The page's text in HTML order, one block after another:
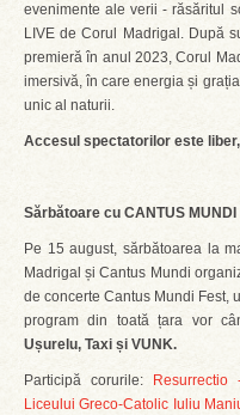
evenimente ale verii - răsăritul
LIVE de Corul Madrigal. După
premieră în anul 2023, Corul
imersivă, în care energia și
unic al naturii.
Accesul spectatorilor este
Sărbătoare cu CANTUS
Pe 15 august, sărbătoarea la
Madrigal și Cantus Mundi
de concerte Cantus Mundi Fest,
program din toată țara vor
Ușurelu, Taxi și VUNK.
Participă corurile:
Liceului Greco-Catolic Iuliu